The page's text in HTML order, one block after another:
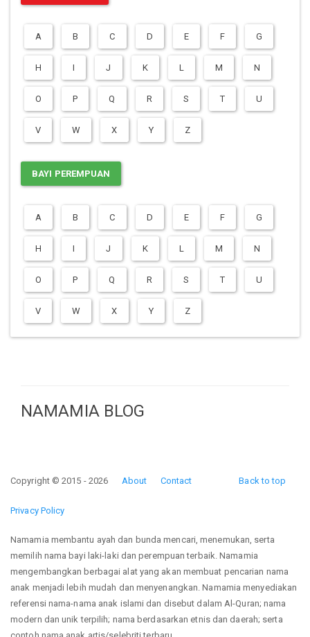
A B C D E F G
H I J K L M N
O P Q R S T U
V W X Y Z
BAYI PEREMPUAN
A B C D E F G
H I J K L M N
O P Q R S T U
V W X Y Z
NAMAMIA BLOG
Back to top
Copyright © 2015 - 2026 About Contact
Privacy Policy
Namamia membantu ayah dan bunda mencari, menemukan, serta
memilih nama bayi laki-laki dan perempuan terbaik. Namamia
mengembangkan berbagai alat yang akan membuat pencarian nama
anak menjadi lebih mudah dan menyenangkan. Namamia menyediakan
referensi nama-nama anak islami dan disebut dalam Al-Quran; nama
modern dan unik terpilih; nama berdasarkan etnis dan daerah; serta